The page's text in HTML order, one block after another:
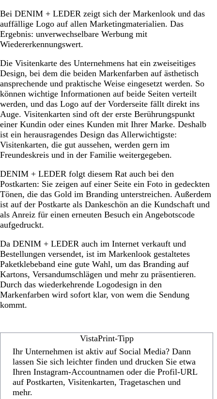
Bei DENIM + LEDER zeigt sich der Markenlook und das
auffällige Logo auf allen Marketingmaterialien. Das
Ergebnis: unverwechselbare Werbung mit
Wiedererkennungswert.
Die Visitenkarte des Unternehmens hat ein zweiseitiges
Design, bei dem die beiden Markenfarben auf ästhetisch
ansprechende und praktische Weise eingesetzt werden. So
können wichtige Informationen auf beide Seiten verteilt
werden, und das Logo auf der Vorderseite fällt direkt ins
Auge. Visitenkarten sind oft der erste Berührungspunkt
einer Kundin oder eines Kunden mit Ihrer Marke. Deshalb
ist ein herausragendes Design das Allerwichtigste:
Visitenkarten, die gut aussehen, werden gern im
Freundeskreis und in der Familie weitergegeben.
DENIM + LEDER folgt diesem Rat auch bei den
Postkarten: Sie zeigen auf einer Seite ein Foto in gedeckten
Tönen, die das Gold im Branding unterstreichen. Außerdem
ist auf der Postkarte als Dankeschön an die Kundschaft und
als Anreiz für einen erneuten Besuch ein Angebotscode
aufgedruckt.
Da DENIM + LEDER auch im Internet verkauft und
Bestellungen versendet, ist im Markenlook gestaltetes
Paketklebeband eine gute Wahl, um das Branding auf
Kartons, Versandumschlägen und mehr zu präsentieren.
Durch das wiederkehrende Logodesign in den
Markenfarben wird sofort klar, von wem die Sendung
kommt.
VistaPrint-Tipp
Ihr Unternehmen ist aktiv auf Social Media? Dann
lassen Sie sich leichter finden und drucken Sie etwa
Ihren Instagram-Accountnamen oder die Profil-URL
auf Postkarten, Visitenkarten, Tragetaschen und
mehr.